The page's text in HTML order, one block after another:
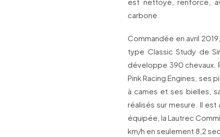
carbone.
Commandée en avril
type Classic Study de
développe 390 chevaux.
Pink Racing Engines, ses
à cames et ses bielles,
réalisés sur mesure. Il
équipée, la Lautrec
km/h en seulement 8,2